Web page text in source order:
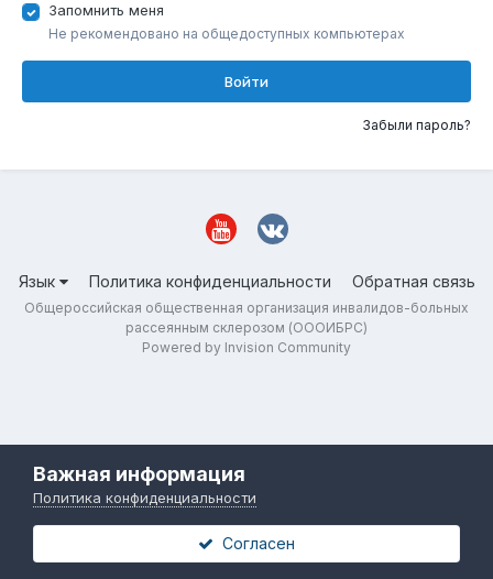
Запомнить меня
Не рекомендовано на общедоступных компьютерах
Войти
Забыли пароль?
Язык Политика конфиденциальности Обратная связь
Общероссийская общественная организация инвалидов-больных
рассеянным склерозом (ОООИБРС)
Powered by Invision Community
Важная информация
Политика конфиденциальности
Согласен